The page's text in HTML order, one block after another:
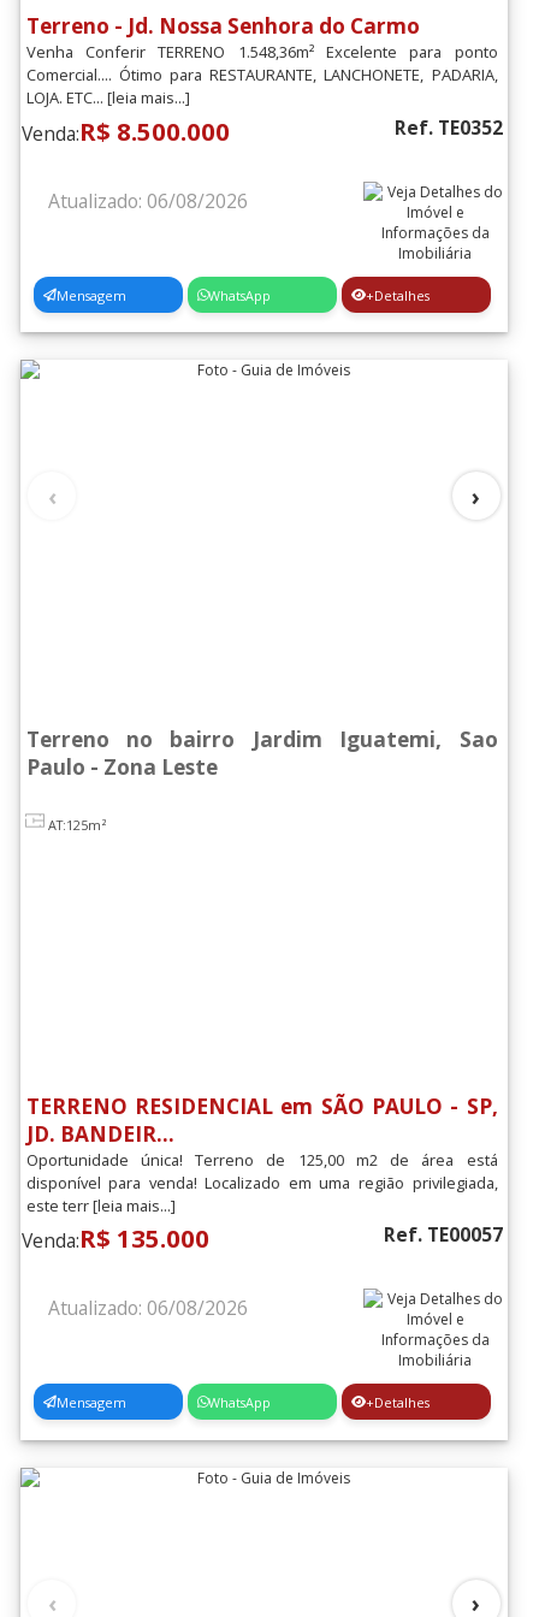
Situação do Imóvel [+]
Padrão do Imóvel [+]
Terreno - Jd. Nossa Senhora do Carmo
Venha Conferir TERRENO 1.548,36m² Excelente para ponto
Comercial.... Ótimo para RESTAURANTE, LANCHONETE, PADARIA,
LOJA. ETC... [leia mais...]
Venda:R$ 8.500.000 Ref. TE0352
Atualizado: 06/08/2026
Mensagem WhatsApp +Detalhes
‹ ›
Terreno no bairro Jardim Iguatemi, Sao
Paulo - Zona Leste
AT:125m²
TERRENO RESIDENCIAL em SÃO PAULO - SP,
JD. BANDEIR...
Oportunidade única! Terreno de 125,00 m2 de área está
disponível para venda! Localizado em uma região privilegiada,
este terr [leia mais...]
Venda:R$ 135.000 Ref. TE00057
Atualizado: 06/08/2026
Mensagem WhatsApp +Detalhes
‹ ›